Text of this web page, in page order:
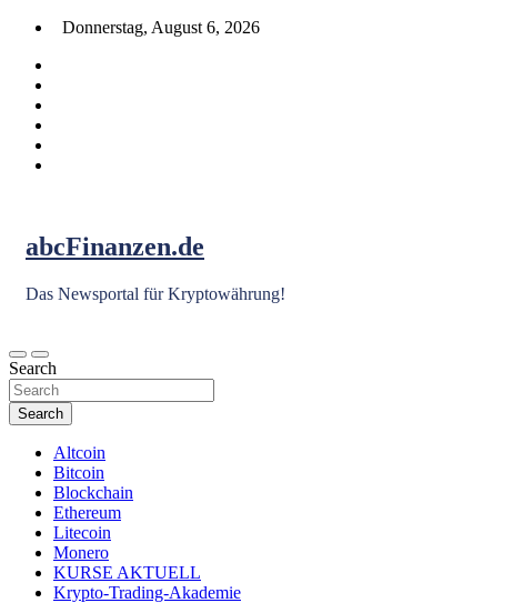
Skip
content
Donnerstag, August 6, 2026
abcFinanzen.de
Das Newsportal für Kryptowährung!
Search
Search
Altcoin
Bitcoin
Blockchain
Ethereum
Litecoin
Monero
KURSE AKTUELL
Krypto-Trading-Akademie